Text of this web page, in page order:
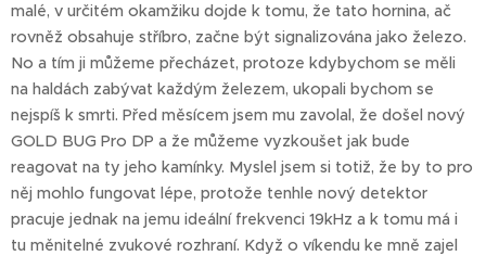
malé, v určitém okamžiku dojde k tomu, že tato hornina, ač
rovněž obsahuje stříbro, začne být signalizována jako železo.
No a tím ji můžeme přecházet, protoze kdybychom se měli
na haldách zabývat každým železem, ukopali bychom se
nejspíš k smrti. Před měsícem jsem mu zavolal, že došel nový
GOLD BUG Pro DP a že můžeme vyzkoušet jak bude
reagovat na ty jeho kamínky. Myslel jsem si totiž, že by to pro
něj mohlo fungovat lépe, protože tenhle nový detektor
pracuje jednak na jemu ideální frekvenci 19kHz a k tomu má i
tu měnitelné zvukové rozhraní. Když o víkendu ke mně zajel